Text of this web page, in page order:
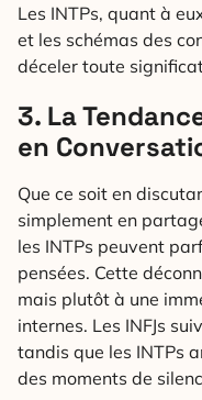
Les INTPs, quant à
et les schémas des
déceler toute
3. La
en
Que ce soit en
simplement en
les INTPs peuvent
pensées. Cette
mais plutôt à une
internes. Les INFJs
tandis que les INTPs
des moments de